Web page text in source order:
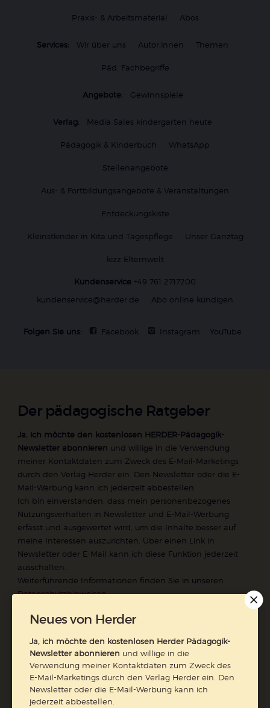
Praxis- & Arbeitsmaterial Abos
Services: Wir über uns Autor:innen Themen
Päd. Fachbegriffe
Angebote: Gewinnspiele
Verlag: Media Sales kindergarten heute
Pädagogik & Kinderbuch WhatsApp
Stellenangebote
Aus- & Fortbildungsangebote & Veranstaltungen
Entdeckungskiste
Kleinstkinder in Kita und Tagespflege Unser Ganztag
kizz Elternwelt
Kundenservice +49 761 2717200
kundenservice@herder.de
Abo online kündigen
Folgen Sie uns: Facebook Instagram YouTube
Der pädagogische Ratgeber
Ja, ich möchte den kostenlosen HERDER-Pädagogik-
Newsletter abonnieren und willige in die Verwendung
meiner Kontaktdaten zum Zweck des E-Mail-Marketings
durch den Verlag Herder ein. Den Newsletter oder die E-
Mail-Werbung kann ich jederzeit abbestellen.
Ich bin einverstanden, dass mein personenbezogenes
Nutzungsverhalten in Newsletter und E-Mail-Werbung
erfasst und ausgewertet wird, um die Inhalte besser auf
meine Interessen auszurichten. Über einen Link in
Newsletter oder E-Mail kann ich diese Funktion jederzeit
ausschalten.
Weiterführende Informationen finden Sie in unseren
Datenschutzhinweisen.
E-Mail
Jetzt anmelden
Neues von Herder
Ja, ich möchte den kostenlosen Herder Pädagogik-
Newsletter abonnieren und willige in die
Verwendung meiner Kontaktdaten zum Zweck des
E-Mail-Marketings durch den Verlag Herder ein. Den
Newsletter oder die E-Mail-Werbung kann ich
jederzeit abbestellen.